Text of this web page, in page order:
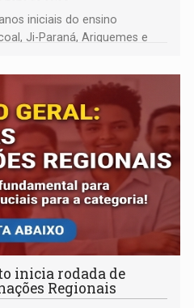
iniciais do ensino
Ji-Paraná, Ariquemes e
inicia rodada de
Regionais